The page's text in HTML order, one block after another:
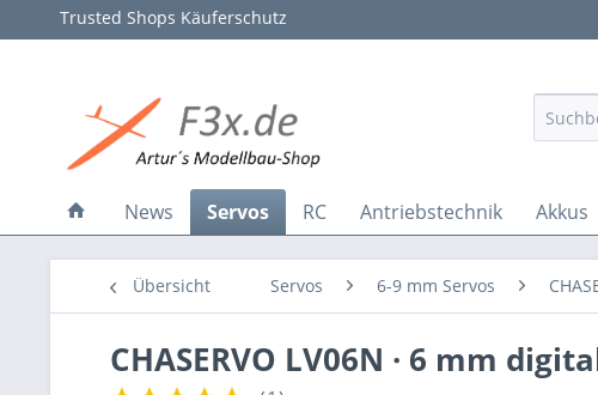
Trusted Shops Käuferschutz
News Servos RC Antriebstechnik Akkus
Übersicht Servos 6-9 mm Servos
CHASERVO LV06N · 6 mm